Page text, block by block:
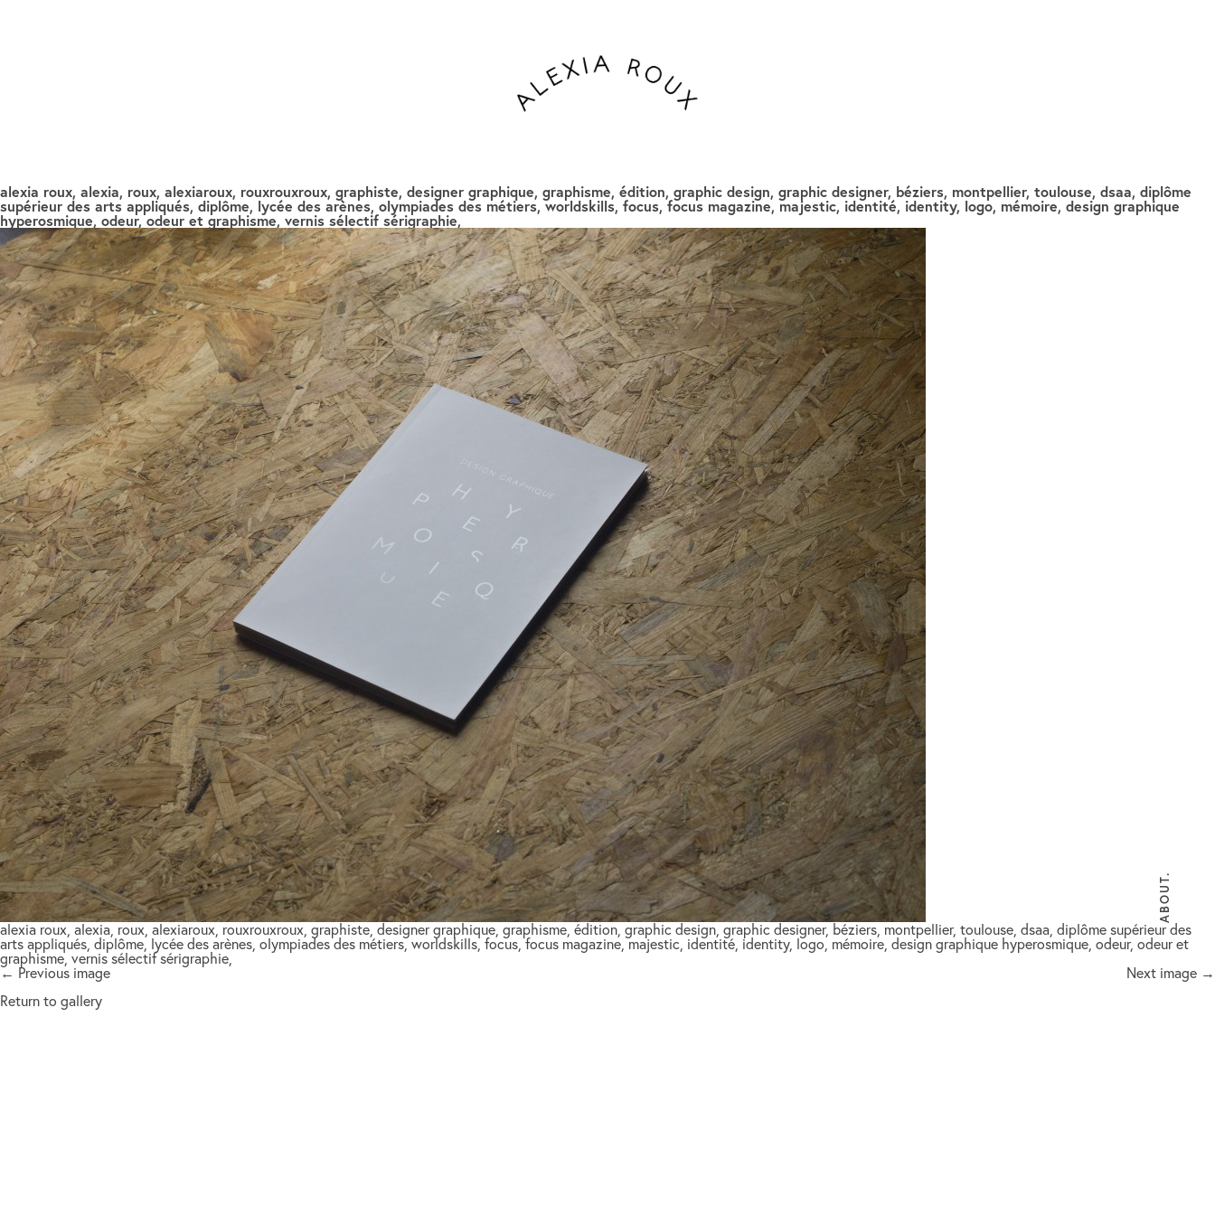
ABOUT.
alexia roux, alexia, roux, alexiaroux, rouxrouxroux, graphiste, designer graphique, graphisme, édition, graphic design, graphic designer, béziers, montpellier, toulouse, dsaa, diplôme
supérieur des arts appliqués, diplôme, lycée des arènes, olympiades des métiers, worldskills, focus, focus magazine, majestic, identité, identity, logo, mémoire, design graphique
hyperosmique, odeur, odeur et graphisme, vernis sélectif sérigraphie,
alexia roux, alexia, roux, alexiaroux, rouxrouxroux, graphiste, designer graphique, graphisme, édition, graphic design, graphic designer, béziers, montpellier, toulouse, dsaa, diplôme supérieur des
arts appliqués, diplôme, lycée des arènes, olympiades des métiers, worldskills, focus, focus magazine, majestic, identité, identity, logo, mémoire, design graphique hyperosmique, odeur, odeur et
graphisme, vernis sélectif sérigraphie,
← Previous image
Next image →
Return to gallery